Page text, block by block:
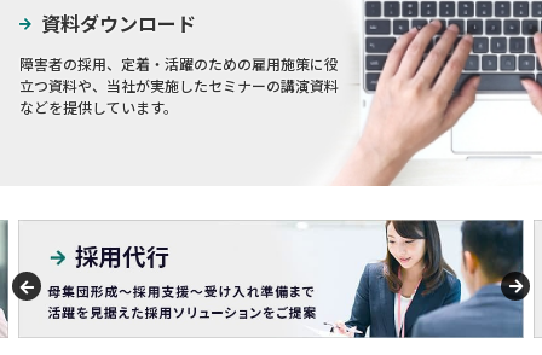
資料ダウンロード
障害者の採用、定着・活躍のための雇用施策に役
立つ資料や、当社が実施したセミナーの講演資料
などを提供しています。